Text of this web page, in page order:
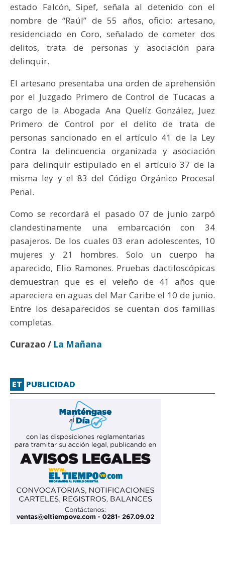
estado Falcón, Sipef, señala al detenido con el
nombre de “Raúl” de 55 años, oficio: artesano,
residenciado en Coro, señalado de cometer dos
delitos, trata de personas y asociación para
delinquir.
El artesano presentaba una orden de aprehensión
por el Juzgado Primero de Control de Tucacas a
cargo de la Abogada Ana Quelíz González, Juez
Primero de Control por el delito de trata de
personas sancionado en el artículo 41 de la Ley
Contra la delincuencia organizada y asociación
para delinquir estipulado en el artículo 37 de la
misma ley y el 83 del Código Orgánico Procesal
Penal.
Como se recordará el pasado 07 de junio zarpó
clandestinamente una embarcación con 34
pasajeros. De los cuales 03 eran adolescentes, 10
mujeres y 21 hombres. Solo un cuerpo ha
aparecido, Elio Ramones. Pruebas dactiloscópicas
demuestran que es el veleño de 41 años que
apareciera en aguas del Mar Caribe el 10 de junio.
Entre los desaparecidos se cuentan dos familias
completas.
Curazao / La Mañana
ET PUBLICIDAD